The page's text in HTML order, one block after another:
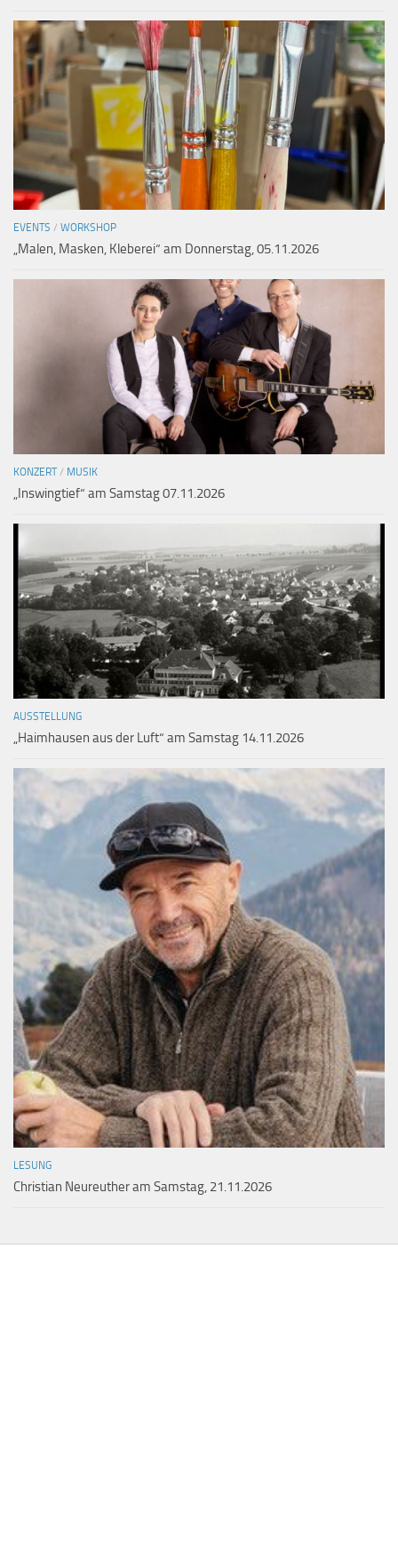
EVENTS / WORKSHOP
„Malen, Masken, Kleberei“ am Donnerstag, 05.11.2026
KONZERT/ MUSIK
„Inswingtief“ am Samstag 07.11.2026
AUSSTELLUNG
„Haimhausen aus der Luft“ am Samstag 14.11.2026
LESUNG
Christian Neureuther am Samstag, 21.11.2026